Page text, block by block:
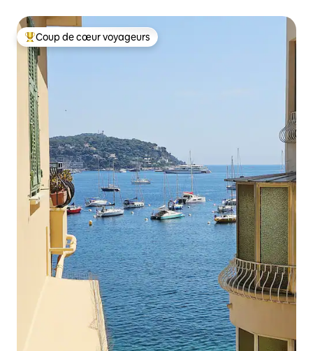
Coups de cœur voyageurs les plus appréciés
Coup de cœur voyageurs